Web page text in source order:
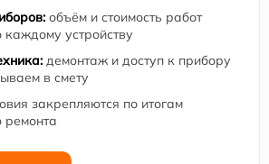
объём и стоимость работ
устройству
демонтаж и доступ к прибору
в смету
закрепляются по итогам
ремонта